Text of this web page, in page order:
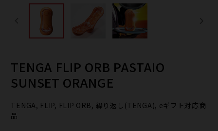
TENGA FLIP ORB PASTAIO
SUNSET ORANGE
TENGA, FLIP, FLIP ORB, 繰り返し(TENGA), eギフト対応商
品